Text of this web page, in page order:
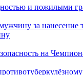
и пожилыми
за
на